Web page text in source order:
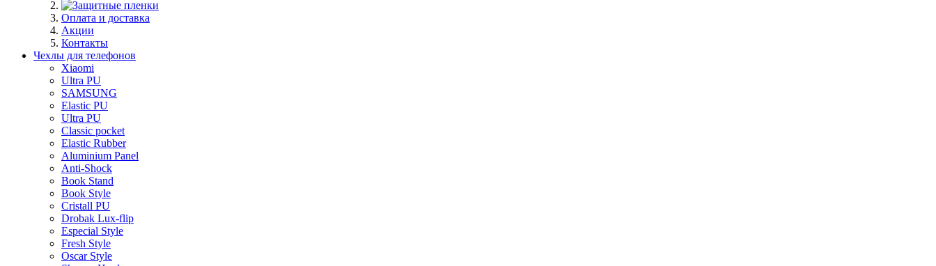
Оплата и доставка
Акции
Контакты
Чехлы для телефонов
Xiaomi
Ultra PU
SAMSUNG
Elastic PU
Ultra PU
Classic pocket
Elastic Rubber
Aluminium Panel
Anti-Shock
Book Stand
Book Style
Cristall PU
Drobak Lux-flip
Especial Style
Fresh Style
Oscar Style